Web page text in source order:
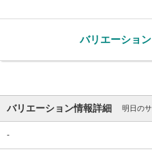
バリエーショ
バリエーション情報詳細 明日の
-